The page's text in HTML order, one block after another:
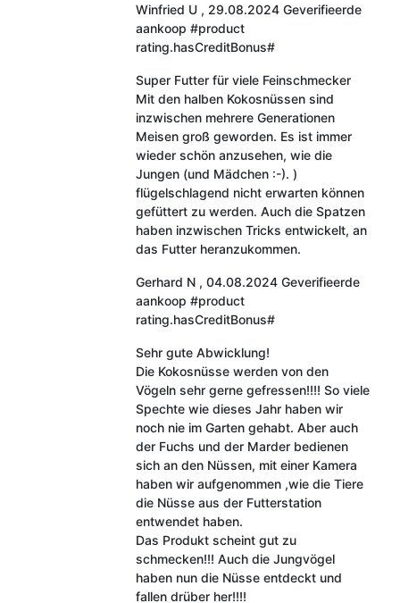
Winfried U , 29.08.2024 Geverifieerde
aankoop #product
rating.hasCreditBonus#
Super Futter für viele Feinschmecker
Mit den halben Kokosnüssen sind
inzwischen mehrere Generationen
Meisen groß geworden. Es ist immer
wieder schön anzusehen, wie die
Jungen (und Mädchen :-). )
flügelschlagend nicht erwarten können
gefüttert zu werden. Auch die Spatzen
haben inzwischen Tricks entwickelt, an
das Futter heranzukommen.
Gerhard N , 04.08.2024 Geverifieerde
aankoop #product
rating.hasCreditBonus#
Sehr gute Abwicklung!
Die Kokosnüsse werden von den
Vögeln sehr gerne gefressen!!!! So viele
Spechte wie dieses Jahr haben wir
noch nie im Garten gehabt. Aber auch
der Fuchs und der Marder bedienen
sich an den Nüssen, mit einer Kamera
haben wir aufgenommen ,wie die Tiere
die Nüsse aus der Futterstation
entwendet haben.
Das Produkt scheint gut zu
schmecken!!! Auch die Jungvögel
haben nun die Nüsse entdeckt und
fallen drüber her!!!!